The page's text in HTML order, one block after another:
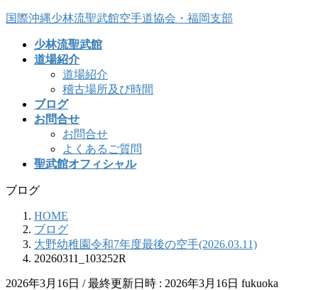
コ
ナ
国際沖縄少林流聖武館空手道協会・福岡支部
少林流聖武館
道場紹介
道場紹介
稽古場所及び時間
ブログ
お問合せ
お問合せ
よくあるご質問
聖武館オフィシャル
ブログ
HOME
ブログ
大野幼稚園令和7年度最後の空手(2026.03.11)
20260311_103252R
2026年3月16日 / 最終更新日時 : 2026年3月16日 fukuoka